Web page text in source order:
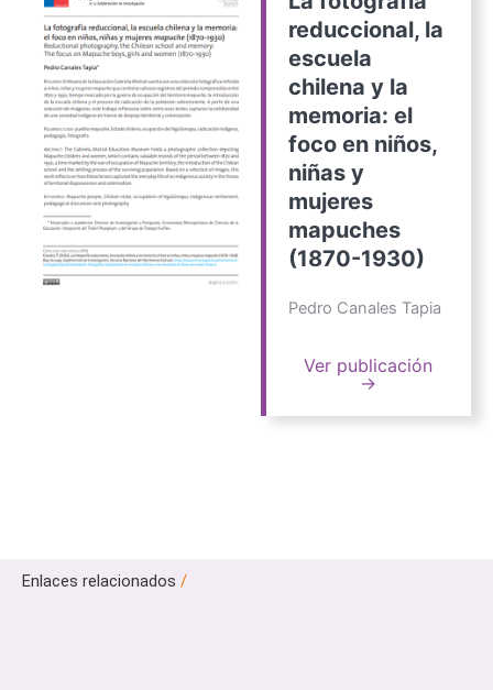
reduccional, la
escuela
chilena y la
memoria: el
foco en niños,
niñas y
mujeres
mapuches
(1870-1930)
Pedro Canales Tapia
Ver publicación
→
Enlaces relacionados /